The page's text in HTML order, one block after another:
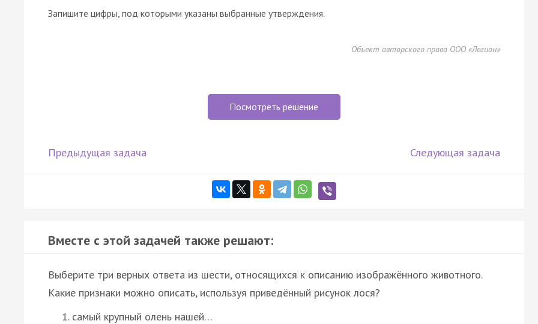
Запишите цифры, под которыми указаны выбранные утверждения.
Объект авторского права ООО «Легион»
Посмотреть решение
Предыдущая задача Следующая задача
Вместе с этой задачей также решают:
Выберите три верных ответа из шести, относящихся к описанию изображённого животного.
Какие признаки можно описать, используя приведённый рисунок лося?
самый крупный олень нашей…